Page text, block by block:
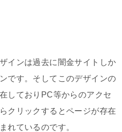
インは過去に闇金サイトしか
です。そしてこのデザインの
しておりPC等からのアクセ
クリックするとページが存在
れているのです。